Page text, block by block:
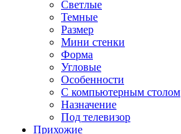
Светлые
Темные
Размер
Мини стенки
Форма
Угловые
Особенности
С компьютерным столом
Назначение
Под телевизор
Прихожие